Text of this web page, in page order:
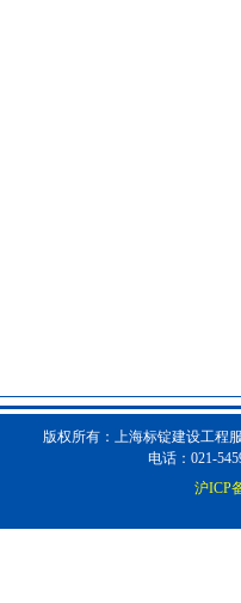
版权所有：上海标锭建设工程
电话：021-
沪ICP